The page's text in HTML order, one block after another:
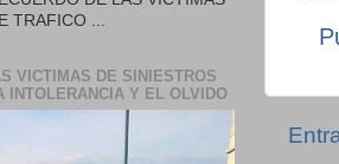
TRAFICO ...
VICTIMAS DE SINIESTROS
INTOLERANCIA Y EL OLVIDO